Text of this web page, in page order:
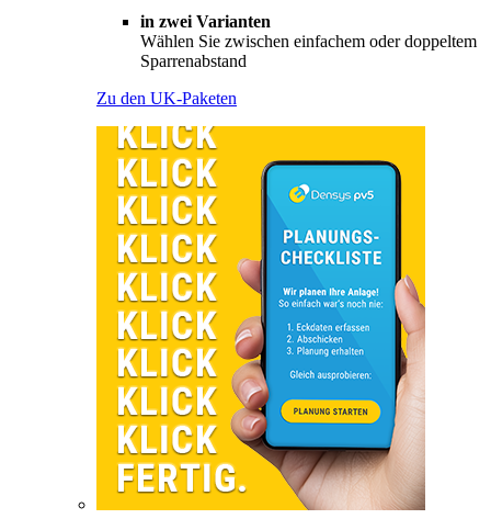
in zwei Varianten
Wählen Sie zwischen einfachem oder doppeltem
Sparrenabstand
Zu den UK-Paketen